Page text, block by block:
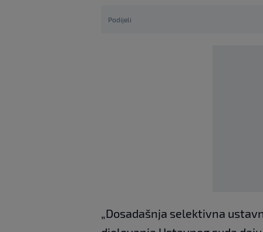
Podijeli
„Dosadašnja selektivna